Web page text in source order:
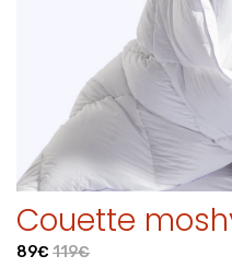
Couette
89€ 119€